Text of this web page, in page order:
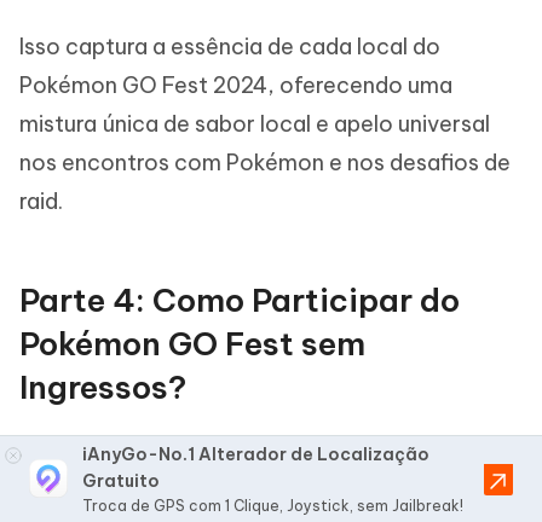
Isso captura a essência de cada local do
Pokémon GO Fest 2024, oferecendo uma
mistura única de sabor local e apelo universal
nos encontros com Pokémon e nos desafios de
raid.
Parte 4: Como Participar do
Pokémon GO Fest sem
Ingressos?
Para capturar diferentes Pokémon no Pokémon
iAnyGo-No.1 Alterador de Localização
Gratuito
Troca de GPS com 1 Clique, Joystick, sem Jailbreak!